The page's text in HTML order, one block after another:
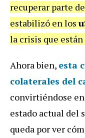
recuperar parte
estabilizó en los
la crisis que
Ahora bien, esta
colaterales del
convirtiéndose
estado actual del
queda por ver